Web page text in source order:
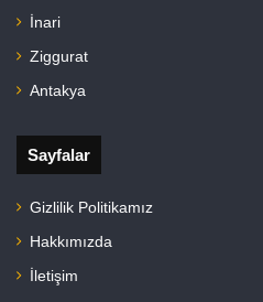
İnari
Ziggurat
Antakya
Sayfalar
Gizlilik Politikamız
Hakkımızda
İletişim